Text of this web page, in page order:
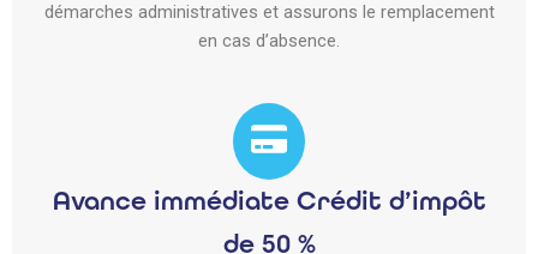
démarches administratives et assurons le remplacement
en cas d’absence.
Avance immédiate Crédit d’impôt
de 50 %